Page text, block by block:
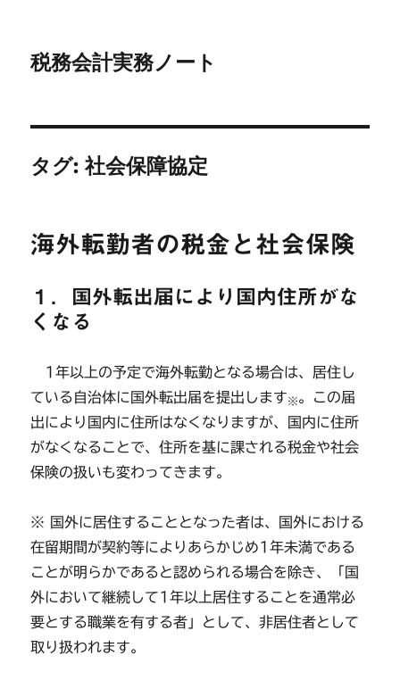
税務会計実務ノート
タグ:社会保障協定
海外転勤者の税金と社会保険
１．国外転出届により国内住所がな
くなる
1年以上の予定で海外転勤となる場合は、居住し
ている自治体に国外転出届を提出します※。この届
出により国内に住所はなくなりますが、国内に住所
がなくなることで、住所を基に課される税金や社会
保険の扱いも変わってきます。
※ 国外に居住することとなった者は、国外における
在留期間が契約等によりあらかじめ1年未満である
ことが明らかであると認められる場合を除き、「国
外において継続して1年以上居住することを通常必
要とする職業を有する者」として、非居住者として
取り扱われます。